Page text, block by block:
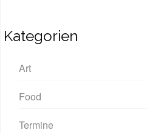
Kategorien
Art
Food
Termine